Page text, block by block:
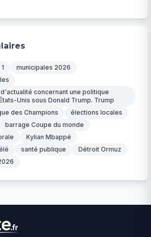
municipales 2026
concernant une politique
Unis sous Donald Trump. Trump
des Champions
élections locales
barrage Coupe du monde
Kylian Mbappé
santé publique
Détroit Ormuz